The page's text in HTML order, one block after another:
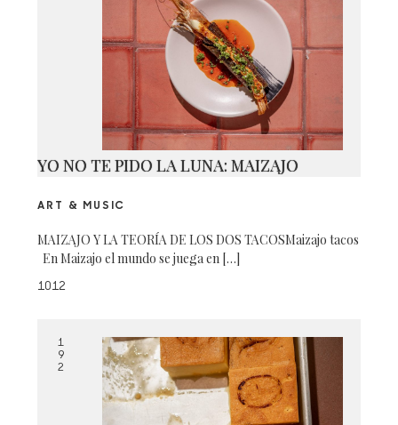
YO NO TE PIDO LA LUNA: MAIZAJO
ART & MUSIC
MAIZAJO Y LA TEORÍA DE LOS DOS TACOSMaizajo tacos
En Maizajo el mundo se juega en […]
1012
1
9
2